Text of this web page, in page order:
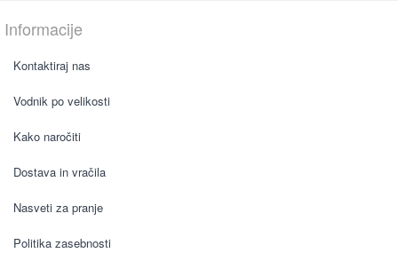
Informacije
Kontaktiraj nas
Vodnik po velikosti
Kako naročiti
Dostava in vračila
Nasveti za pranje
Politika zasebnosti